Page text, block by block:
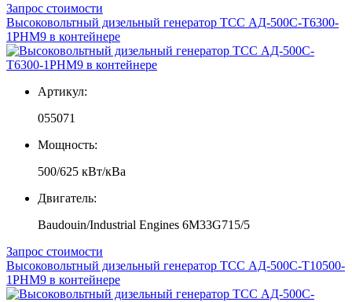
Запрос стоимости
Высоковольтный дизельный генератор ТСС АД-500С-Т6300-
1РНМ9 в контейнере
Артикул:
055071
Мощность:
500/625 кВт/кВа
Двигатель:
Baudouin/Industrial Engines 6M33G715/5
Запрос стоимости
Высоковольтный дизельный генератор ТСС АД-500С-Т10500-
1РНМ9 в контейнере